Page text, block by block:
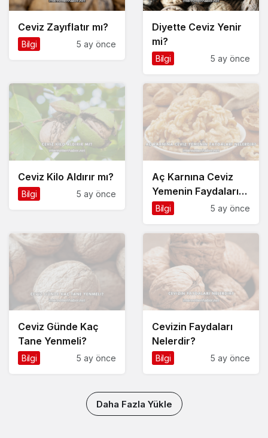
Ceviz Zayıflatır mı?
Bilgi 5 ay önce
Diyette Ceviz Yenir
mi?
Bilgi 5 ay önce
Ceviz Kilo Aldırır mı?
Bilgi 5 ay önce
Aç Karnına Ceviz
Yemenin Faydaları
Nelerdir?
Bilgi 5 ay önce
Ceviz Günde Kaç
Tane Yenmeli?
Bilgi 5 ay önce
Cevizin Faydaları
Nelerdir?
Bilgi 5 ay önce
Daha Fazla Yükle